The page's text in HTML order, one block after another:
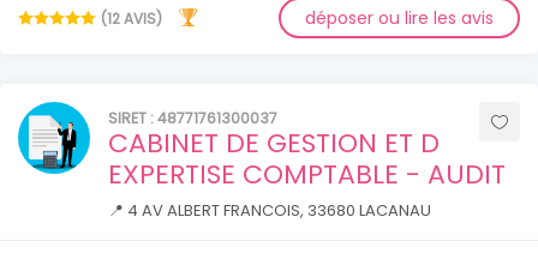
(12 AVIS) déposer ou lire les avis
SIRET : 48771761300037
CABINET DE GESTION ET D
EXPERTISE COMPTABLE - AUDIT
📍 4 AV ALBERT FRANCOIS, 33680 LACANAU